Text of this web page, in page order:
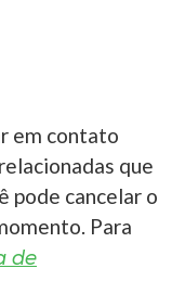
em contato
que
pode cancelar o
Para
de